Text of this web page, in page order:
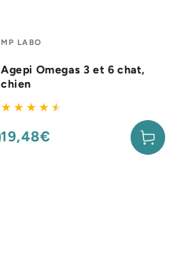
Fournisseur:
MP LABO
Agepi Omegas 3 et 6 chat,
chien
Prix
19,48€